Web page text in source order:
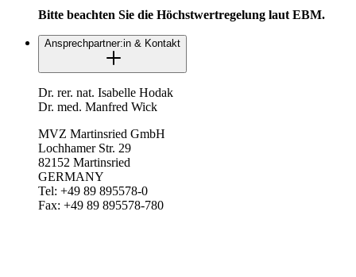
Bitte beachten Sie die Höchstwertregelung laut EBM.
Ansprechpartner:in & Kontakt
Dr. rer. nat. Isabelle Hodak
Dr. med. Manfred Wick
MVZ Martinsried GmbH
Lochhamer Str. 29
82152 Martinsried
GERMANY
Tel: +49 89 895578-0
Fax: +49 89 895578-780